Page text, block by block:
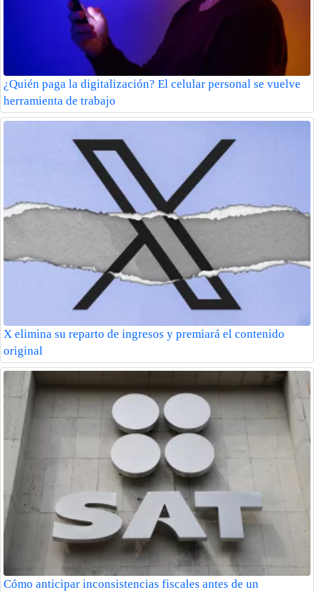
¿Quién paga la digitalización? El celular personal se vuelve
herramienta de trabajo
X elimina su reparto de ingresos y premiará el contenido
original
Cómo anticipar inconsistencias fiscales antes de un